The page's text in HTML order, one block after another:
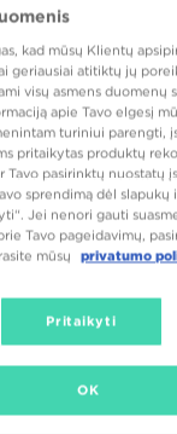
Nuotraukos
kad mūsų Klientų
geriausiai atitiktų jų
visų asmens duomenų
apie Tavo elgesį
turiniui parengti,
pritaikytas produktų
Tavo pasirinktų nuostatų
sprendimą dėl slapukų
Jei nenori gauti
Tavo pageidavimų,
mūsų
privatumo
Pritaikyti
OK